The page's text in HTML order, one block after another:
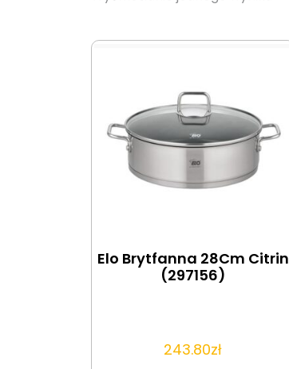
Elo Brytfanna 28Cm Citrin
(297156)
243.80zł